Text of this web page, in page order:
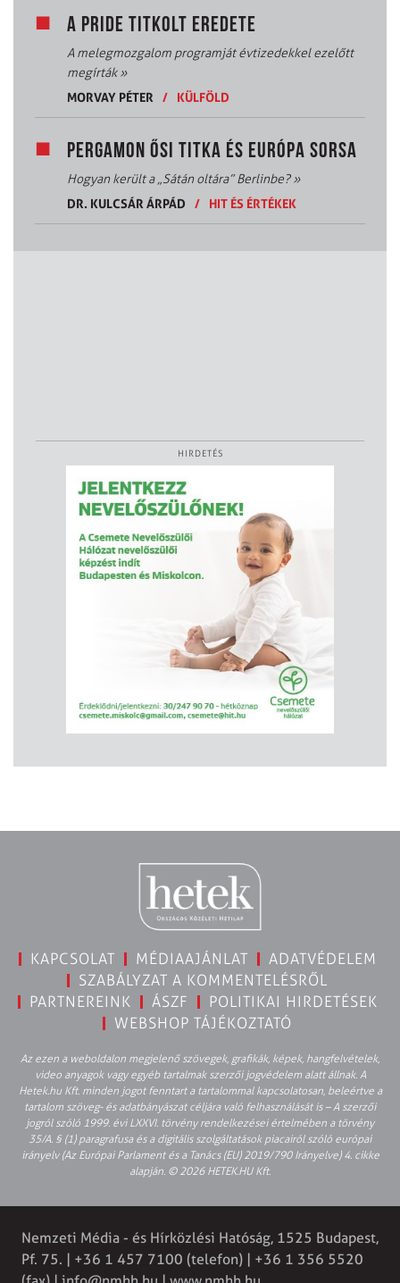
A PRIDE TITKOLT EREDETE
A melegmozgalom programját évtizedekkel ezelőtt
megírták»
MORVAY PÉTER
/ KÜLFÖLD
PERGAMON ŐSI TITKA ÉS EURÓPA SORSA
Hogyan került a „Sátán oltára” Berlinbe?»
DR. KULCSÁR ÁRPÁD
/ HIT ÉS ÉRTÉKEK
HIRDETÉS
KAPCSOLAT MÉDIAAJÁNLAT
ADATVÉDELEM
SZABÁLYZAT A KOMMENTELÉSRŐL
PARTNEREINK
ÁSZF
POLITIKAI HIRDETÉSEK
WEBSHOP TÁJÉKOZTATÓ
Az ezen a weboldalon megjelenő szövegek, grafikák, képek, hangfelvételek,
video anyagok vagy egyéb tartalmak szerzői jogvédelem alatt állnak. A
Hetek.hu Kft. minden jogot fenntart a tartalommal kapcsolatosan, beleértve a
tartalom szöveg- és adatbányászat céljára való felhasználását is – A szerzői
jogról szóló 1999. évi LXXVI. törvény rendelkezései értelmében a törvény
35/A. § (1) paragrafusa és a digitális szolgáltatások piacairól szóló európai
irányelv (Az Európai Parlament és a Tanács (EU) 2019/790 Irányelve) 4. cikke
alapján. © 2026 HETEK.HU Kft.
Nemzeti Média - és Hírközlési Hatóság, 1525 Budapest,
Pf. 75. | +36 1 457 7100 (telefon) | +36 1 356 5520